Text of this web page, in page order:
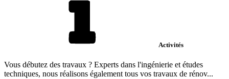
Activités
Vous débutez des travaux ? Experts dans l'ingénierie et études
techniques, nous réalisons également tous vos travaux de rénov...